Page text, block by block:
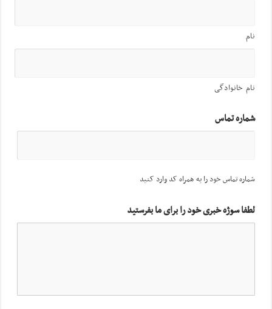
نام
نام خانوادگی
شماره تماس
شماره تماس خود را به همراه کد وارد کنید
لطفا سوژه خبری خود را برای ما بفرستید